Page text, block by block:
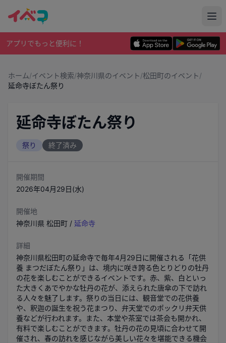
アプリでもっと便利に！
ホーム/イベント検索/神奈川県のイベント/松田町のイベント/
延命寺ぼたん祭り
延命寺ぼたん祭り
祭り 終了済み
開催期間
2026年04月29日(水)
開催地
神奈川県 松田町 / 延命寺
詳細
神奈川県松田町の延命寺で毎年4月29日に開催される「花供
養 まつだぼたん祭り」は、境内に咲き誇る色とりどりの牡丹
の花を楽しむことができるイベントです。赤、紫、白といっ
た大きくあでやかな牡丹の花が、添えられた唐傘の下で訪れ
る人々を魅了します。祭りの当日には、観音堂での花供養
や、釈迦の誕生を祝う花まつり、弁天堂でのポックリ弁天供
養などが行われます。また、本堂や茶室では茶会も開かれ、
有料で楽しむことができます。牡丹の花の見頃に合わせて開
催され、春の訪れを感じながら美しい花々を堪能できる機会